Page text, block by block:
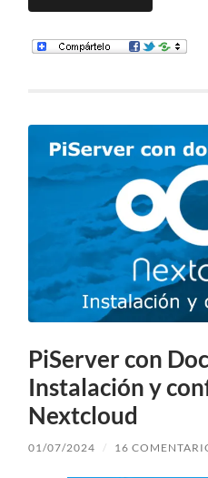
PiServer con
Instalación y
Nextcloud
01/07/2024 / 16